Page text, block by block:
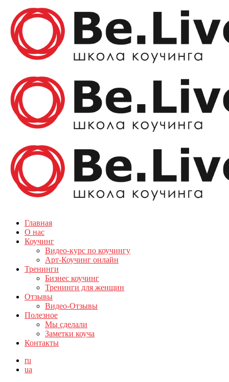
Главная
О нас
Коучинг
Видео-курс по коучингу
Арт-Коучинг онлайн
Тренинги
Бизнес коучинг
Тренинги для женщин
Отзывы
Видео-Отзывы
Полезное
Мы сделали
Заметки коуча
Контакты
ru
ua